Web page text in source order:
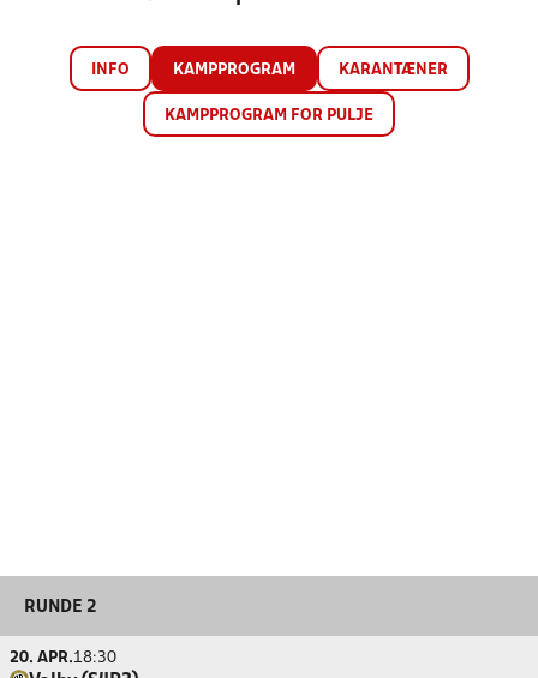
INFO KAMPPROGRAM KARANTÆNER
KAMPPROGRAM FOR PULJE
RUNDE 2
20. APR.18:30